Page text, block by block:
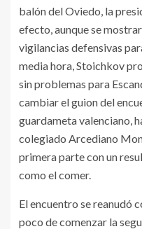
balón del Oviedo, la
efecto, aunque se
vigilancias defensivas
media hora, Stoichkov
sin problemas para
cambiar el guion del
guardameta valenciano,
colegiado Arcediano
primera parte con un
como el comer.
El encuentro se reanudó
poco de comenzar la